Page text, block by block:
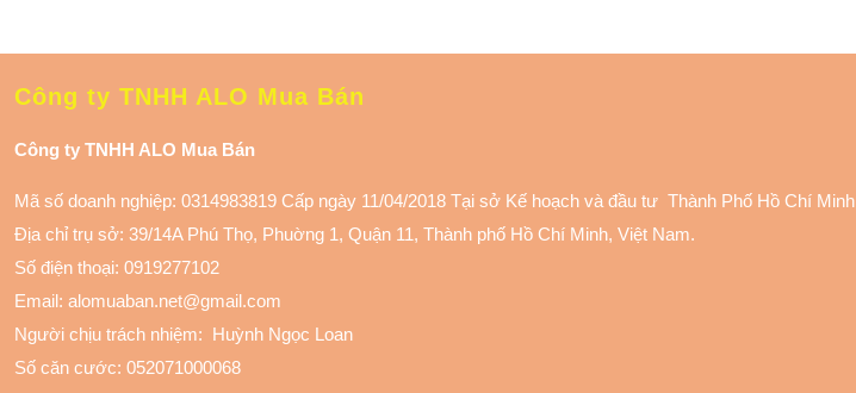
Công ty TNHH ALO Mua Bán
Công ty TNHH ALO Mua Bán
Mã số doanh nghiệp: 0314983819 Cấp ngày 11/04/2018 Tại sở Kế hoạch và đầu tư Thành Phố Hồ Chí Minh
Địa chỉ trụ sở: 39/14A Phú Thọ, Phuờng 1, Quận 11, Thành phố Hồ Chí Minh, Việt Nam.
Số điện thoại: 0919277102
Email: alomuaban.net@gmail.com
Người chịu trách nhiệm: Huỳnh Ngọc Loan
Số căn cước: 052071000068